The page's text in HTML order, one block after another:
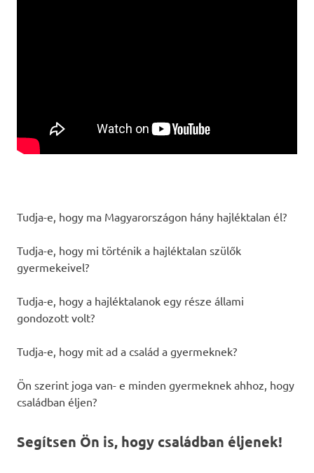
Tudja-e, hogy ma Magyarországon hány hajléktalan él?
Tudja-e, hogy mi történik a hajléktalan szülők
gyermekeivel?
Tudja-e, hogy a hajléktalanok egy része állami
gondozott volt?
Tudja-e, hogy mit ad a család a gyermeknek?
Ön szerint joga van- e minden gyermeknek ahhoz, hogy
családban éljen?
Segítsen Ön is, hogy családban éljenek!